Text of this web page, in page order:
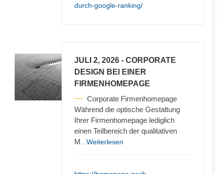
durch-google-ranking/
JULI 2, 2026 - CORPORATE
DESIGN BEI EINER
FIRMENHOMEPAGE
Corporate Firmenhomepage
Während die optische Gestaltung
Ihrer Firmenhomepage lediglich
einen Teilbereich der qualitativen
M ...Weiterlesen